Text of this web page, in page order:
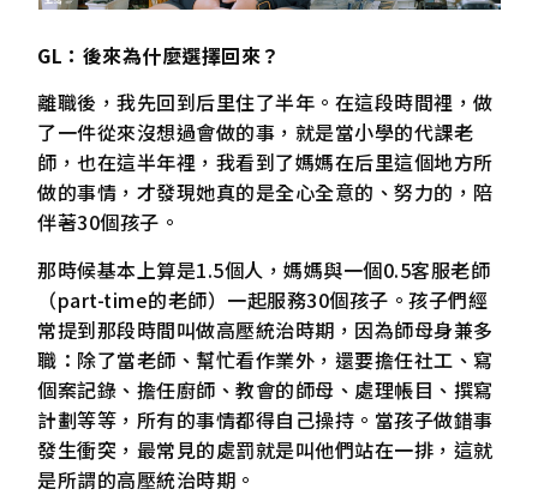
GL：後來為什麼選擇回來？
離職後，我先回到后里住了半年。在這段時間裡，做
了一件從來沒想過會做的事，就是當小學的代課老
師，也在這半年裡，我看到了媽媽在后里這個地方所
做的事情，才發現她真的是全心全意的、努力的，陪
伴著30個孩子。
那時候基本上算是1.5個人，媽媽與一個0.5客服老師
（part-time的老師）一起服務30個孩子。孩子們經
常提到那段時間叫做高壓統治時期，因為師母身兼多
職：除了當老師、幫忙看作業外，還要擔任社工、寫
個案記錄、擔任廚師、教會的師母、處理帳目、撰寫
計劃等等，所有的事情都得自己操持。當孩子做錯事
發生衝突，最常見的處罰就是叫他們站在一排，這就
是所謂的高壓統治時期。